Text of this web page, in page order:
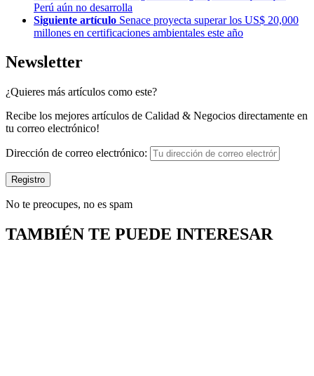
Perú aún no desarrolla
Siguiente artículo Senace proyecta superar los US$ 20,000
millones en certificaciones ambientales este año
Newsletter
¿Quieres más artículos como este?
Recibe los mejores artículos de Calidad & Negocios directamente en
tu correo electrónico!
Dirección de correo electrónico:
No te preocupes, no es spam
TAMBIÉN TE PUEDE INTERESAR